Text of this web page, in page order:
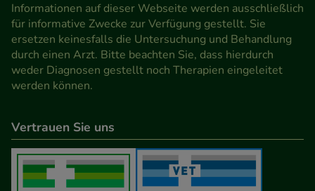
Informationen auf dieser Webseite werden ausschließlich
für informative Zwecke zur Verfügung gestellt. Sie
ersetzen keinesfalls die Untersuchung und Behandlung
durch einen Arzt. Bitte beachten Sie, dass hierdurch
weder Diagnosen gestellt noch Therapien eingeleitet
werden können.
Vertrauen Sie uns